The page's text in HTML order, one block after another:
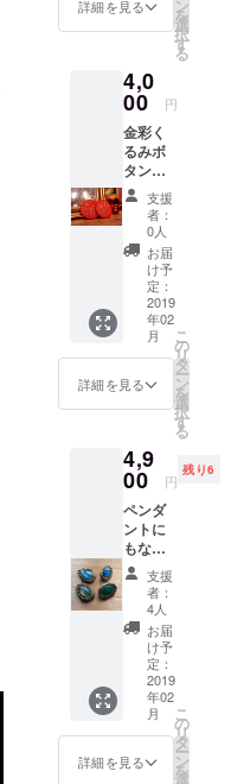
セット:
《バナ
て招き
猫が小
さい》
バナナ
猫 約
9.5cm×
9.5cm(
フェル
ト) 招き
猫 約
4.5cm×
7.5cm(
エンブ
クロ
ス） そ
枚ずつ
計2枚
（フェ
ルト）
はトリ
ミング
してい
ないの
で その
ままフ
レーム
に入れ
て飾っ
たり お
好みの
カタチ
にカッ
縫い付
ポーチ
100%
帆布79
イズ：
28㎝
×16㎝
（マチ
約3cm)
ファス
ナー開
チ色
赤、
白、
ベー
カー
キ、ネ
スナー
色はす
べて
白） 反
対側に
は
furoshi
ki bag
ロゴラ
ベル付
ケー
ス、コ
スメ
ポーチ
好きな
Showca
ゴ出展
作家 手
書き御
礼状を
添えて
お送り
致しま
す。
無料(国
内のみ)
クポス
トでお
届け
詳細を見る ン
を
選
択
す
る
4,0
00 円
金彩く
るみボ
タンの
ブロー
チ 直径
φ4cm
この作
品の金
彩は直
描きで
すので
ひとつ
ひとつ
模様が
異なり
ます。
下さ
い。 生
地は丹
後ちり
めん
（レー
ヨン）
新製品
スナッ
プピア
スFBは
付いて
いませ
ん。 ご
必要な
方は別
リター
支援
者：
0人
お届
け予
定：
2019
年02
月
詳細を見る
こ
の
リ
タ
ー
ン
を
選
択
す
る
4,9
00 円
残り6
ペンダ
ントに
もなる
2wayア
クセサ
リー1個
従来品
スナッ
プピア
スが付
けてあ
ります
天然石
＆クレ
イ （ス
支援
者：
4人
お届
け予
定：
2019
年02
月
詳細を見る
こ
の
リ
タ
ー
ン
を